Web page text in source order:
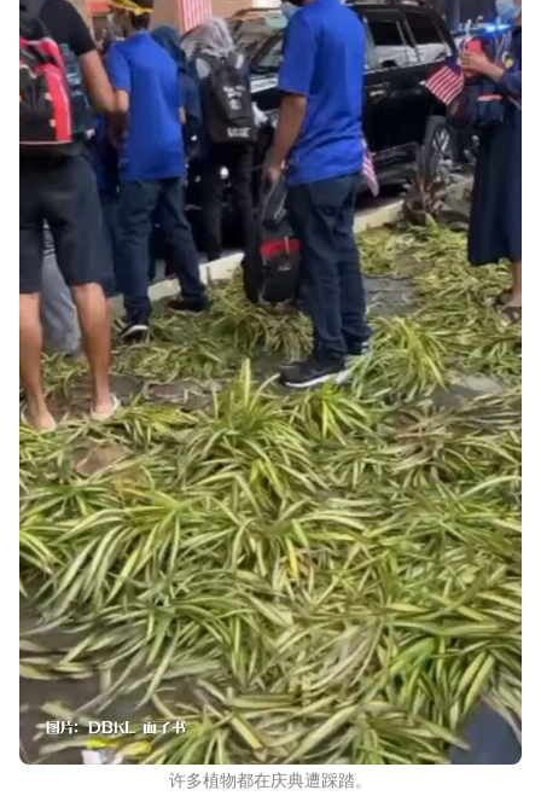
许多植物都在庆典遭踩踏。